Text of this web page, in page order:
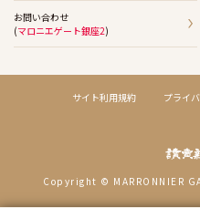
お問い合わせ
(マロニエゲート銀座2)
サイト利用規約 プライ
Copyright © MARRONNIER